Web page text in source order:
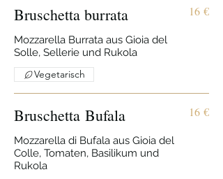
Bruschetta burrata
Mozzarella Burrata aus Gioia del
Solle, Sellerie und Rukola
16 €
Vegetarisch
Bruschetta Bufala
Mozzarella di Bufala aus Gioia del
Colle, Tomaten, Basilikum und
Rukola
16 €